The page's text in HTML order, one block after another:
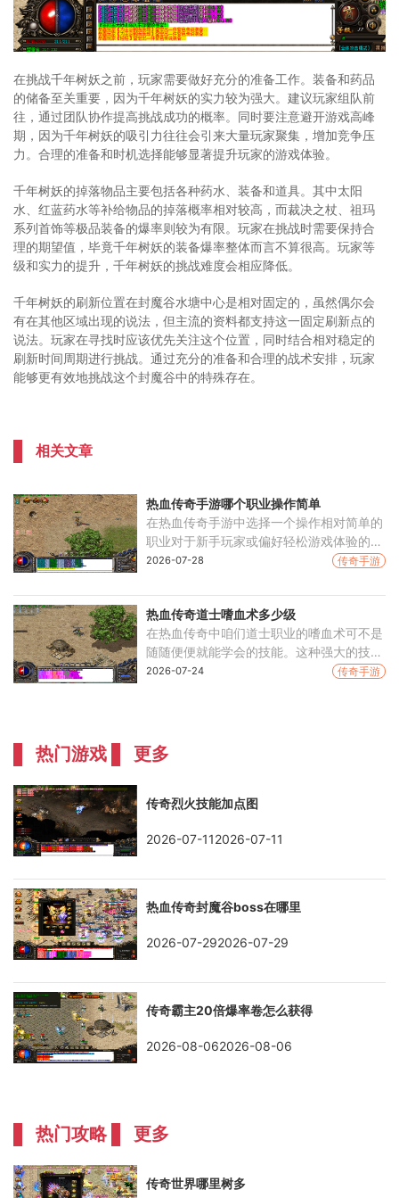
在挑战千年树妖之前，玩家需要做好充分的准备工作。装备和药品
的储备至关重要，因为千年树妖的实力较为强大。建议玩家组队前
往，通过团队协作提高挑战成功的概率。同时要注意避开游戏高峰
期，因为千年树妖的吸引力往往会引来大量玩家聚集，增加竞争压
力。合理的准备和时机选择能够显著提升玩家的游戏体验。
千年树妖的掉落物品主要包括各种药水、装备和道具。其中太阳
水、红蓝药水等补给物品的掉落概率相对较高，而裁决之杖、祖玛
系列首饰等极品装备的爆率则较为有限。玩家在挑战时需要保持合
理的期望值，毕竟千年树妖的装备爆率整体而言不算很高。玩家等
级和实力的提升，千年树妖的挑战难度会相应降低。
千年树妖的刷新位置在封魔谷水塘中心是相对固定的，虽然偶尔会
有在其他区域出现的说法，但主流的资料都支持这一固定刷新点的
说法。玩家在寻找时应该优先关注这个位置，同时结合相对稳定的
刷新时间周期进行挑战。通过充分的准备和合理的战术安排，玩家
能够更有效地挑战这个封魔谷中的特殊存在。
相关文章
热血传奇手游哪个职业操作简单
在热血传奇手游中选择一个操作相对简单的
职业对于新手玩家或偏好轻松游戏体验的人
来说至关重要。操作简易性通常体现在技能
程的顺畅程
2026-07-28 传奇手游
热血传奇道士嗜血术多少级
在热血传奇中咱们道士职业的嗜血术可不是
随随便便就能学会的技能。这种强大的技能
需要在达到一定等级条件后才能掌握，具体
2026-07-24 传奇手游
热门游戏 更多
传奇烈火技能加点图
2026-07-112026-07-11
热血传奇封魔谷boss在哪里
2026-07-292026-07-29
传奇霸主20倍爆率卷怎么获得
2026-08-062026-08-06
热门攻略 更多
传奇世界哪里树多